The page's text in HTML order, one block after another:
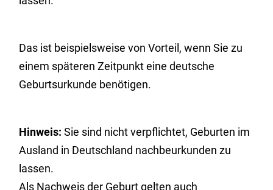
Das ist beispielsweise von Vorteil, wenn Sie zu
einem späteren Zeitpunkt eine deutsche
Geburtsurkunde benötigen.
Hinweis: Sie sind nicht verpflichtet, Geburten im
Ausland in Deutschland nachbeurkunden zu
lassen.
Als Nachweis der Geburt gelten auch